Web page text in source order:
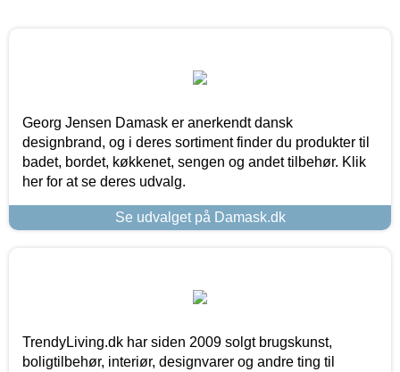
Georg Jensen Damask er anerkendt dansk
designbrand, og i deres sortiment finder du produkter til
badet, bordet, køkkenet, sengen og andet tilbehør. Klik
her for at se deres udvalg.
Se udvalget på Damask.dk
TrendyLiving.dk har siden 2009 solgt brugskunst,
boligtilbehør, interiør, designvarer og andre ting til